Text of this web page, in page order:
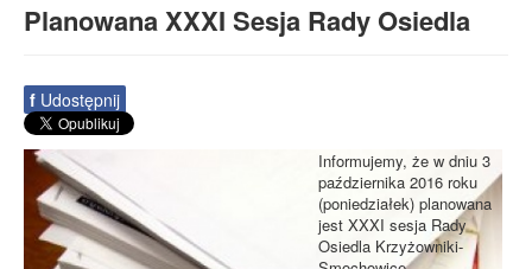
Planowana XXXI Sesja Rady Osiedla
f Udostępnij
Informujemy, że w dniu 3
października 2016 roku
(poniedziałek) planowana
jest XXXI sesja Rady
Osiedla Krzyżowniki-